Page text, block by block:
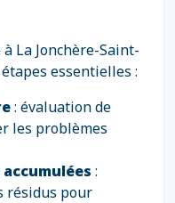
à La Jonchère-Saint-
essentielles :
: évaluation de
les problèmes
:
résidus pour